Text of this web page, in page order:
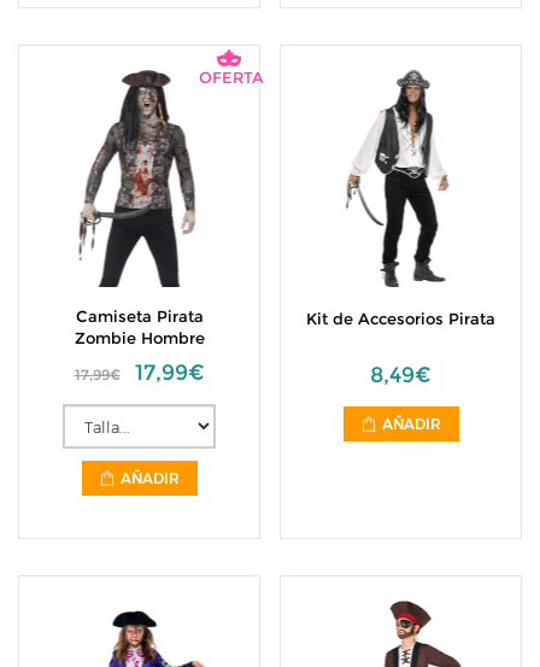
Camiseta Pirata
Zombie Hombre
17,99€ 17,99€
AÑADIR
OFERTA
Kit de Accesorios Pirata
8,49€
AÑADIR